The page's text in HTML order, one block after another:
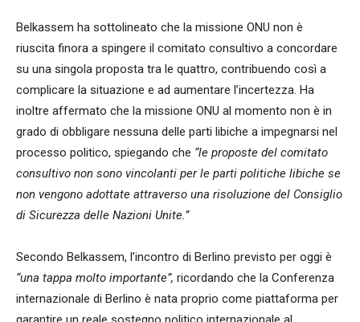
Belkassem ha sottolineato che la missione ONU non è
riuscita finora a spingere il comitato consultivo a concordare
su una singola proposta tra le quattro, contribuendo così a
complicare la situazione e ad aumentare l’incertezza. Ha
inoltre affermato che la missione ONU al momento non è in
grado di obbligare nessuna delle parti libiche a impegnarsi nel
processo politico, spiegando che “le proposte del comitato
consultivo non sono vincolanti per le parti politiche libiche se
non vengono adottate attraverso una risoluzione del Consiglio
di Sicurezza delle Nazioni Unite.”
Secondo Belkassem, l’incontro di Berlino previsto per oggi è
“una tappa molto importante”, ricordando che la Conferenza
internazionale di Berlino è nata proprio come piattaforma per